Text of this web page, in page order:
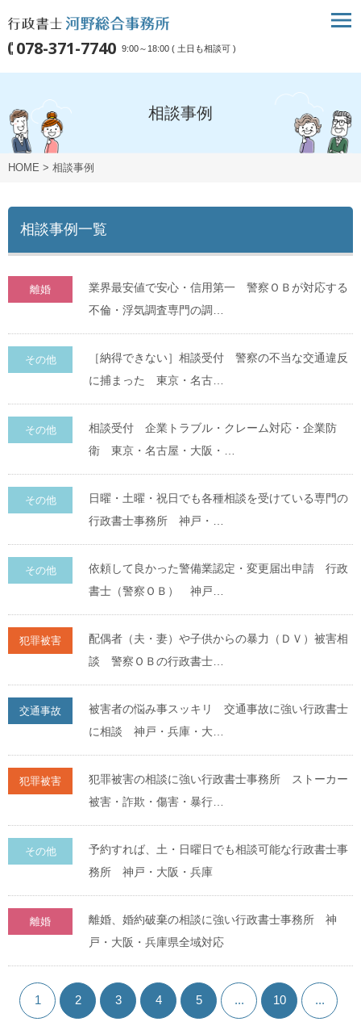
078-371-7740 9:00～18:00 ( 土日も相談可 )
相談事例
HOME > 相談事例
相談事例一覧
離婚
業界最安値で安心・信用第一 警察ＯＢが対応する
不倫・浮気調査専門の調…
その他
［納得できない］相談受付 警察の不当な交通違反
に捕まった 東京・名古…
その他
相談受付 企業トラブル・クレーム対応・企業防
衛 東京・名古屋・大阪・…
その他
日曜・土曜・祝日でも各種相談を受けている専門の
行政書士事務所 神戸・…
その他
依頼して良かった警備業認定・変更届出申請 行政
書士（警察ＯＢ） 神戸…
犯罪被害
配偶者（夫・妻）や子供からの暴力（ＤＶ）被害相
談 警察ＯＢの行政書士…
交通事故
被害者の悩み事スッキリ 交通事故に強い行政書士
に相談 神戸・兵庫・大…
犯罪被害
犯罪被害の相談に強い行政書士事務所 ストーカー
被害・詐欺・傷害・暴行…
その他
予約すれば、土・日曜日でも相談可能な行政書士事
務所 神戸・大阪・兵庫
離婚
離婚、婚約破棄の相談に強い行政書士事務所 神
戸・大阪・兵庫県全域対応
1 2 3 4 5 ... 10 ...